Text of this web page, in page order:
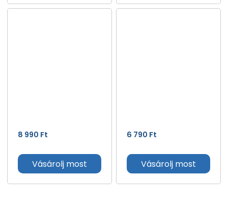
8 990 Ft
Vásárolj most
6 790 Ft
Vásárolj most